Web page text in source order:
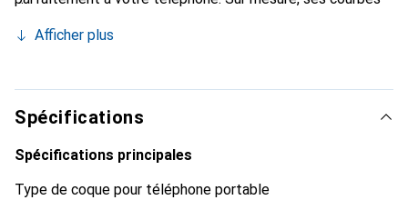
devient l'accessoire chic et indispensable pour votre
produits de haute qualité, la marque Noreve est un choix
fiable pour une clientèle exigeante.
Afficher plus
Spécifications
Spécifications principales
Type de coque pour téléphone portable